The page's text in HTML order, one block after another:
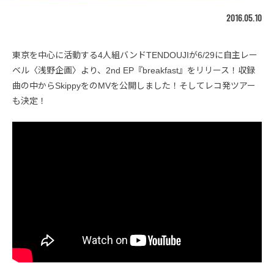
2016.05.10
東京を中心に活動する4人組バンドTENDOUJIが6/29に自主レー
ベル〈浅野企画〉より、2nd EP『breakfast』をリリース！収録
曲の中からSkippyをのMVを公開しました！そしてレコ発ツアー
も決定！